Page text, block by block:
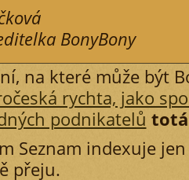
BonyBony
na které může být
rychta, jako
podnikatelů
Seznam indexuje
přeju.